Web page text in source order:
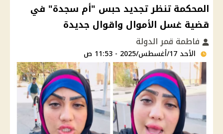
المحكمة تنظر تجديد حبس "أم سجدة" في
قضية غسل الأموال واقوال جديدة
فاطمة قمر الدولة
الأحد 17/أغسطس/2025 - 11:53 ص